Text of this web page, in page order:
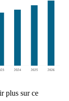
plus sur ce